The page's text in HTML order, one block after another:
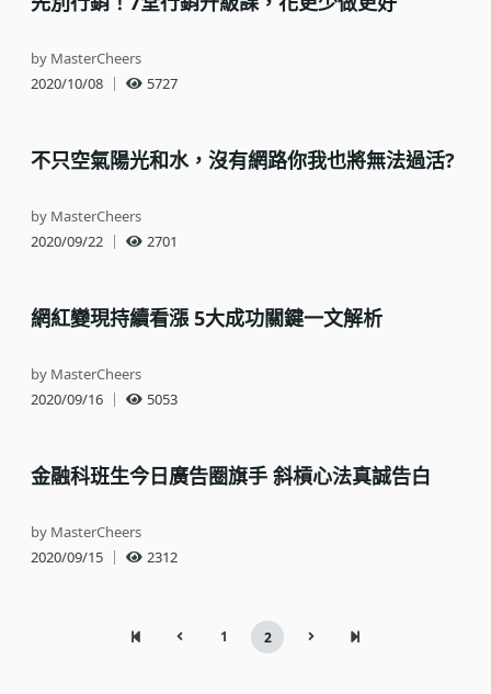
by MasterCheers
2020/10/08 ｜ 5727
不只空氣陽光和水，沒有網路你我也將無法過活?
by MasterCheers
2020/09/22 ｜ 2701
網紅變現持續看漲 5大成功關鍵一文解析
by MasterCheers
2020/09/16 ｜ 5053
金融科班生今日廣告圈旗手 斜槓心法真誠告白
by MasterCheers
2020/09/15 ｜ 2312
1 2